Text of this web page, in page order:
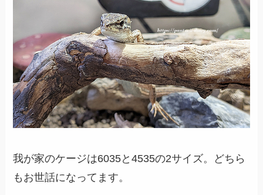
我が家のケージは6035と4535の2サイズ。どちら
もお世話になってます。